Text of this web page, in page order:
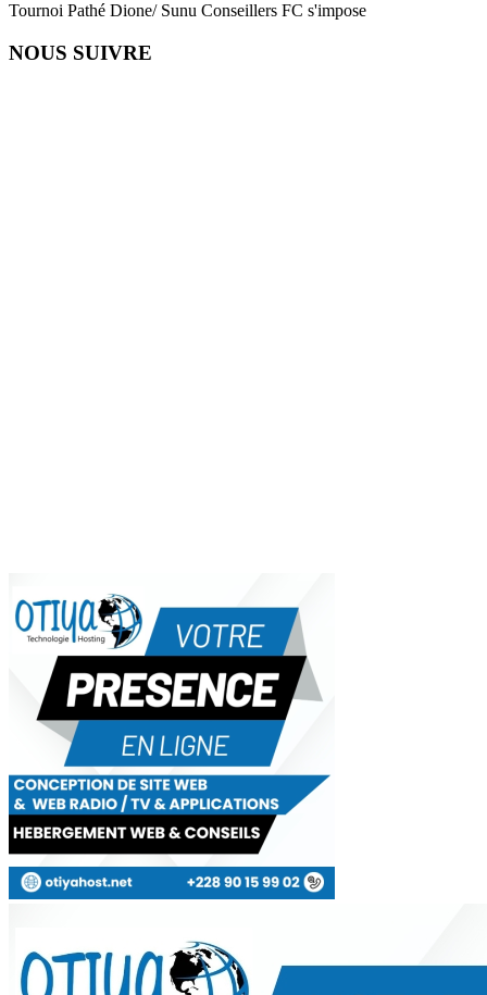
Tournoi Pathé Dione/ Sunu Conseillers FC s'impose
NOUS SUIVRE